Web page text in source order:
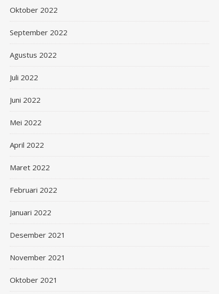
Oktober 2022
September 2022
Agustus 2022
Juli 2022
Juni 2022
Mei 2022
April 2022
Maret 2022
Februari 2022
Januari 2022
Desember 2021
November 2021
Oktober 2021